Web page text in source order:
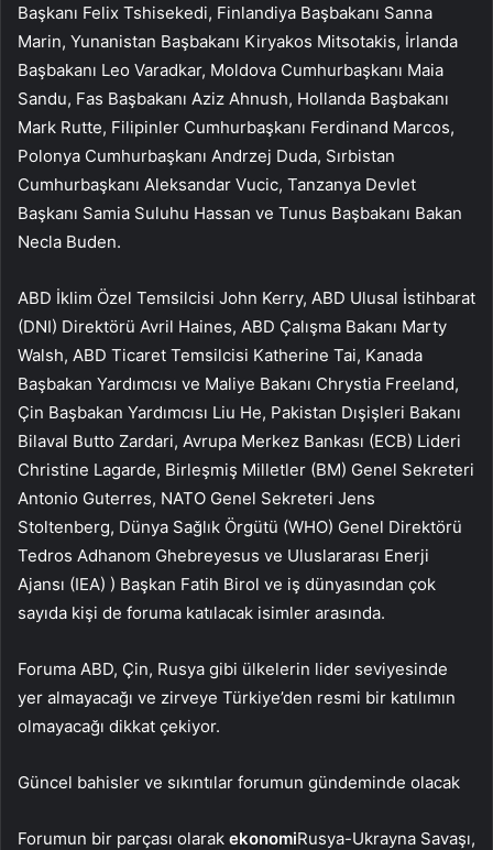
Başkanı Felix Tshisekedi, Finlandiya Başbakanı Sanna
Marin, Yunanistan Başbakanı Kiryakos Mitsotakis, İrlanda
Başbakanı Leo Varadkar, Moldova Cumhurbaşkanı Maia
Sandu, Fas Başbakanı Aziz Ahnush, Hollanda Başbakanı
Mark Rutte, Filipinler Cumhurbaşkanı Ferdinand Marcos,
Polonya Cumhurbaşkanı Andrzej Duda, Sırbistan
Cumhurbaşkanı Aleksandar Vucic, Tanzanya Devlet
Başkanı Samia Suluhu Hassan ve Tunus Başbakanı Bakan
Necla Buden.
ABD İklim Özel Temsilcisi John Kerry, ABD Ulusal İstihbarat
(DNI) Direktörü Avril Haines, ABD Çalışma Bakanı Marty
Walsh, ABD Ticaret Temsilcisi Katherine Tai, Kanada
Başbakan Yardımcısı ve Maliye Bakanı Chrystia Freeland,
Çin Başbakan Yardımcısı Liu He, Pakistan Dışişleri Bakanı
Bilaval Butto Zardari, Avrupa Merkez Bankası (ECB) Lideri
Christine Lagarde, Birleşmiş Milletler (BM) Genel Sekreteri
Antonio Guterres, NATO Genel Sekreteri Jens
Stoltenberg, Dünya Sağlık Örgütü (WHO) Genel Direktörü
Tedros Adhanom Ghebreyesus ve Uluslararası Enerji
Ajansı (IEA) ) Başkan Fatih Birol ve iş dünyasından çok
sayıda kişi de foruma katılacak isimler arasında.
Foruma ABD, Çin, Rusya gibi ülkelerin lider seviyesinde
yer almayacağı ve zirveye Türkiye’den resmi bir katılımın
olmayacağı dikkat çekiyor.
Güncel bahisler ve sıkıntılar forumun gündeminde olacak
Forumun bir parçası olarak ekonomiRusya-Ukrayna Savaşı,